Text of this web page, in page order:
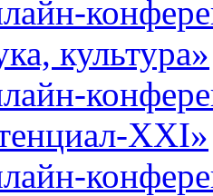
культура»
XXI»